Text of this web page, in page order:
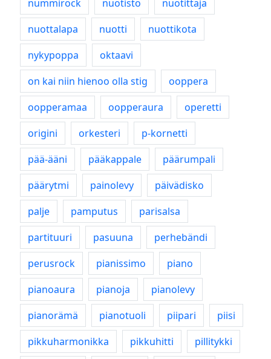
nummirock
nuotisto
nuotittaja
nuottalapa
nuotti
nuottikota
nykypoppa
oktaavi
on kai niin hienoo olla stig
ooppera
oopperamaa
oopperaura
operetti
origini
orkesteri
p-kornetti
pää-ääni
pääkappale
päärumpali
päärytmi
painolevy
päivädisko
palje
pamputus
parisalsa
partituuri
pasuuna
perhebändi
perusrock
pianissimo
piano
pianoaura
pianoja
pianolevy
pianorämä
pianotuoli piipari
piisi
pikkuharmonikka
pikkuhitti pillitykki